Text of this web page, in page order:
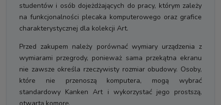
studentów i osób dojeżdżających do pracy, którym zależy
na funkcjonalności plecaka komputerowego oraz grafice
charakterystycznej dla kolekcji Art.
Przed zakupem należy porównać wymiary urządzenia z
wymiarami przegrody, ponieważ sama przekątna ekranu
nie zawsze określa rzeczywisty rozmiar obudowy. Osoby,
które nie przenoszą komputera, mogą wybrać
standardowy Kanken Art i wykorzystać jego prostszą,